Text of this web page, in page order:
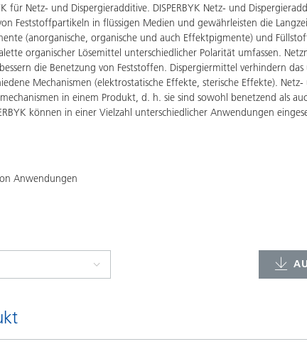
für Netz- und Dispergieradditive. DISPERBYK Netz- und
Feststoffpartikeln in flüssigen Medien und gewährleisten die
(anorganische, organische und auch Effektpigmente) und
organischer Lösemittel unterschiedlicher Polarität umfassen.
die Benetzung von Feststoffen. Dispergiermittel verhindern
Mechanismen (elektrostatische Effekte, sterische Effekte). Netz-
in einem Produkt, d. h. sie sind sowohl benetzend als
können in einer Vielzahl unterschiedlicher Anwendungen
Anwendungen